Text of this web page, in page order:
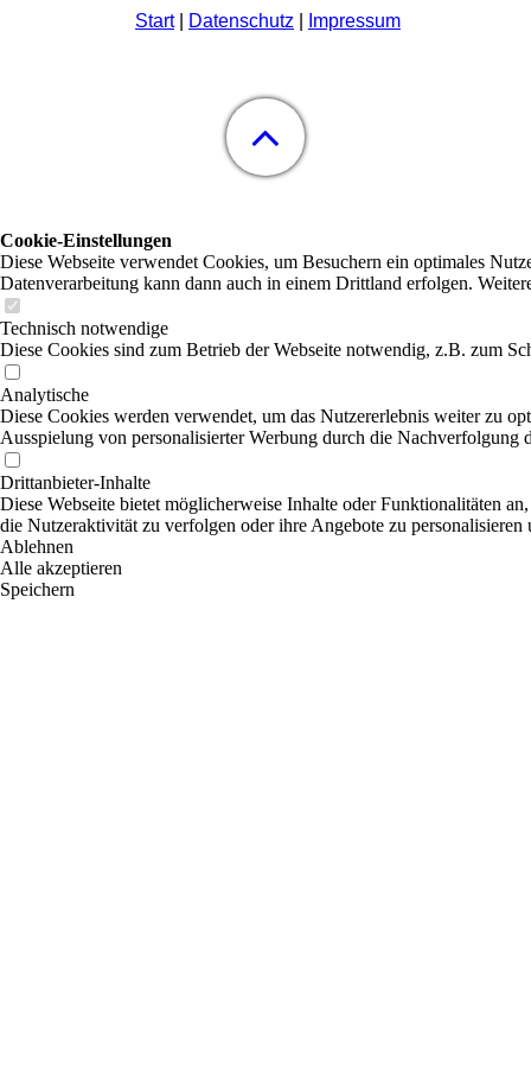
Start| Datenschutz Impressum
Cookie-Einstellungen
Diese Webseite verwendet Cookies, um Besuchern ein optimales
Datenverarbeitung kann dann auch in einem Drittland erfolgen.
Technisch notwendige
Diese Cookies sind zum Betrieb der Webseite notwendig, z.B. zum
Analytische
Diese Cookies werden verwendet, um das Nutzererlebnis weiter zu
Ausspielung von personalisierter Werbung durch die Nachverfolgung
Drittanbieter-Inhalte
Diese Webseite bietet möglicherweise Inhalte oder Funktionalitäten
die Nutzeraktivität zu verfolgen oder ihre Angebote zu personalisieren
Ablehnen
Alle akzeptieren
Speichern